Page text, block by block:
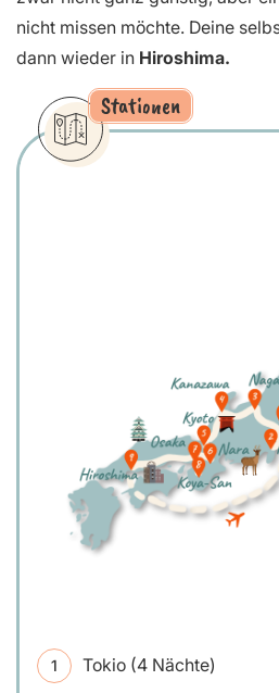
nicht missen möchte. Deine
dann wieder in Hiroshima.
Stationen
Tokio (4 Nächte)